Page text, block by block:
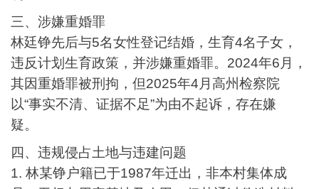
三、涉嫌重婚罪
林廷铮先后与5名女性登记结婚，生育4名子女，
违反计划生育政策，并涉嫌重婚罪。 2024年6月，
其因重婚罪被刑拘，但2025年4月高州检察院
以“事实不清、证据不足”为由不起诉，存在嫌
疑。
四、违规侵占土地与违建问题
1.林某铮户籍已于1987年迁出，非本村集体成